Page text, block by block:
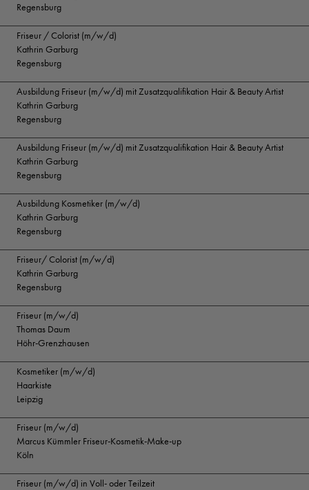
Regensburg
Friseur / Colorist (m/w/d)
Kathrin Garburg
Regensburg
Ausbildung Friseur (m/w/d) mit Zusatzqualifikation Hair & Beauty Artist
Kathrin Garburg
Regensburg
Ausbildung Friseur (m/w/d) mit Zusatzqualifikation Hair & Beauty Artist
Kathrin Garburg
Regensburg
Ausbildung Kosmetiker (m/w/d)
Kathrin Garburg
Regensburg
Friseur/ Colorist (m/w/d)
Kathrin Garburg
Regensburg
Friseur (m/w/d)
Thomas Daum
Höhr-Grenzhausen
Kosmetiker (m/w/d)
Haarkiste
Leipzig
Friseur (m/w/d)
Marcus Kümmler Friseur-Kosmetik-Make-up
Köln
Friseur (m/w/d) in Voll- oder Teilzeit